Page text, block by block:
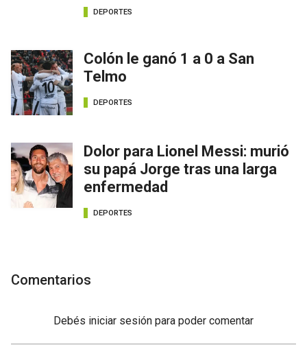
DEPORTES
Colón le ganó 1 a 0 a San
Telmo
DEPORTES
Dolor para Lionel Messi: murió
su papá Jorge tras una larga
enfermedad
DEPORTES
Comentarios
Debés iniciar sesión para poder comentar